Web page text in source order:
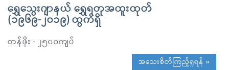
ရွှေသွေးဂျာနယ် ရွှေရတုအထူးထုတ်
(၁၉၆၉-၂၀၁၉) ထွက်ရှိ
တန်ဖိုး - ၂၅၀၀ကျပ်
အသေးစိတ်ကြည့်ရှုရန် »